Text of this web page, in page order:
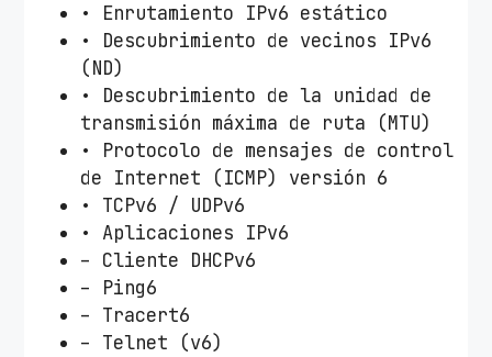
• Enrutamiento IPv6 estático
• Descubrimiento de vecinos IPv6
(ND)
• Descubrimiento de la unidad de
transmisión máxima de ruta (MTU)
• Protocolo de mensajes de control
de Internet (ICMP) versión 6
• TCPv6 / UDPv6
• Aplicaciones IPv6
– Cliente DHCPv6
– Ping6
– Tracert6
– Telnet (v6)